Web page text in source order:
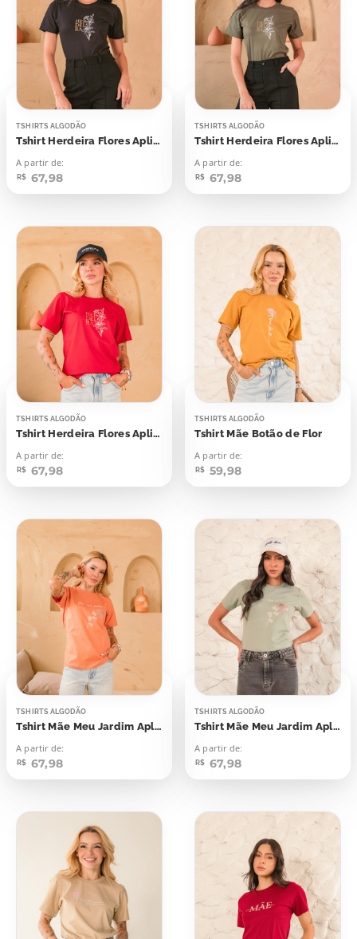
TSHIRTS ALGODÃO
Tshirt Herdeira Flores Aplicação
A partir de:
R$ 67,98
TSHIRTS ALGODÃO
Tshirt Herdeira Flores Aplicação
A partir de:
R$ 67,98
TSHIRTS ALGODÃO
Tshirt Herdeira Flores Aplicação
A partir de:
R$ 67,98
TSHIRTS ALGODÃO
Tshirt Mãe Botão de Flor
A partir de:
R$ 59,98
TSHIRTS ALGODÃO
Tshirt Mãe Meu Jardim Aplicação
A partir de:
R$ 67,98
TSHIRTS ALGODÃO
Tshirt Mãe Meu Jardim Aplicação
A partir de:
R$ 67,98